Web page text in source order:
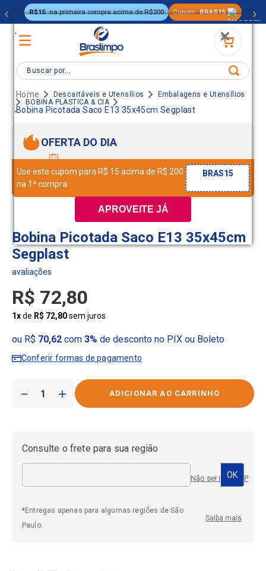
.
.
APROVEITE JÁ
R$15 na primeira compra acima de R$200 Cupom: BRAS15
Buscar por...
Descartáveis e Utensílios
Embalagens e Utensílios
BOBINA PLASTICA & CIA
Bobina Picotada Saco E13 35x45cm Segplast
OFERTA DO DIA
Use este cupom para R$ 15 acima de R$ 200
na 1ª compra
BRAS15
Bobina Picotada Saco E13 35x45cm
Segplast
R$ 72,80
1xde R$ 72,80sem juros
ou R$ 70,62com 3% de desconto no PIX ou Boleto
Conferir formas de pagamento
＋
－
Consulte o frete para sua região
Não sei meu CEP
*Entregas apenas para algumas regiões de São
Paulo.
Saiba mais